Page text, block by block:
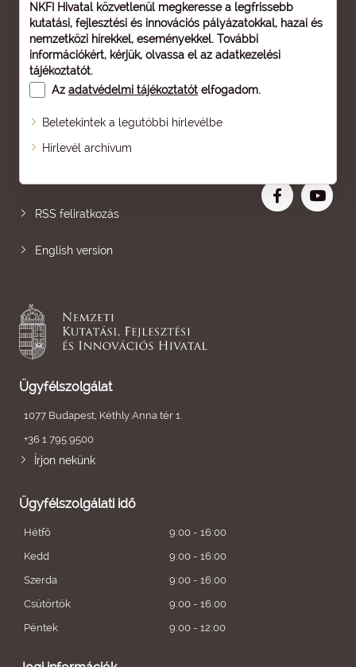
NKFI Hivatal közvetlenül megkeresse a legfrissebb
kutatási, fejlesztési és innovációs pályázatokkal, hazai és
nemzetközi hírekkel, eseményekkel. További
információkért, kérjük, olvassa el az adatkezelési
tájékoztatót.
Az adatvédelmi tájékoztatót elfogadom.
Beletekintek a legutóbbi hírlevélbe
Hírlevél archívum
Oldaltérkép
RSS feliratkozás
English version
Ügyfélszolgálat
1077 Budapest, Kéthly Anna tér 1.
+36 1 795 9500
Írjon nekünk
Ügyfélszolgálati idő
Hétfő
9:00 - 16:00
Kedd
9:00 - 16:00
Szerda
9:00 - 16:00
Csütörtök
9:00 - 16:00
Péntek
9:00 - 12:00